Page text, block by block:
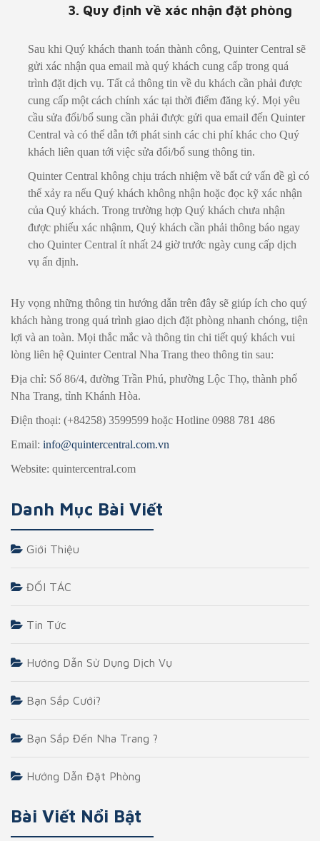
3. Quy định về xác nhận đặt phòng
Sau khi Quý khách thanh toán thành công, Quinter Central sẽ
gửi xác nhận qua email mà quý khách cung cấp trong quá
trình đặt dịch vụ. Tất cả thông tin về du khách cần phải được
cung cấp một cách chính xác tại thời điểm đăng ký. Mọi yêu
cầu sửa đổi/bổ sung cần phải được gửi qua email đến Quinter
Central và có thể dẫn tới phát sinh các chi phí khác cho Quý
khách liên quan tới việc sửa đổi/bổ sung thông tin.
Quinter Central không chịu trách nhiệm về bất cứ vấn đề gì có
thể xảy ra nếu Quý khách không nhận hoặc đọc kỹ xác nhận
của Quý khách. Trong trường hợp Quý khách chưa nhận
được phiếu xác nhậnm, Quý khách cần phải thông báo ngay
cho Quinter Central ít nhất 24 giờ trước ngày cung cấp dịch
vụ ấn định.
Hy vọng những thông tin hướng dẫn trên đây sẽ giúp ích cho quý
khách hàng trong quá trình giao dịch đặt phòng nhanh chóng, tiện
lợi và an toàn. Mọi thắc mắc và thông tin chi tiết quý khách vui
lòng liên hệ Quinter Central Nha Trang theo thông tin sau:
Địa chỉ: Số 86/4, đường Trần Phú, phường Lộc Thọ, thành phố
Nha Trang, tỉnh Khánh Hòa.
Điện thoại: (+84258) 3599599 hoặc Hotline 0988 781 486
Email: info@quintercentral.com.vn
Website: quintercentral.com
Danh Mục Bài Viết
Giới Thiệu
ĐỐI TÁC
Tin Tức
Hướng Dẫn Sử Dụng Dịch Vụ
Bạn Sắp Cưới?
Bạn Sắp Đến Nha Trang ?
Hướng Dẫn Đặt Phòng
Bài Viết Nổi Bật